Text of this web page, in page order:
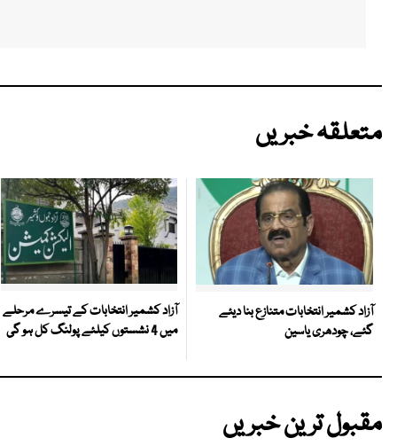
متعلقہ خبریں
آزاد کشمیر انتخابات متنازع بنا دیئے
گئے، چودھری یاسین
آزاد کشمیر انتخابات کے تیسرے مرحلے
میں 4 نشستوں کیلئے پولنگ کل ہو گی
مقبول ترین خبریں